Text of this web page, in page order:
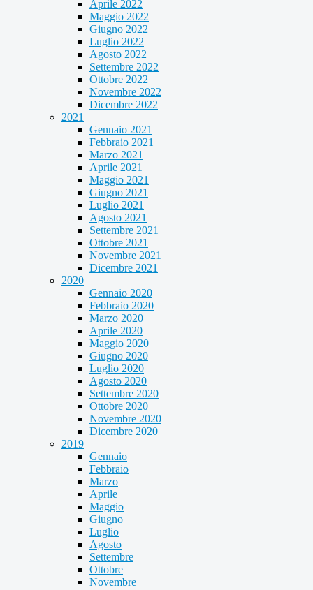
Aprile 2022
Maggio 2022
Giugno 2022
Luglio 2022
Agosto 2022
Settembre 2022
Ottobre 2022
Novembre 2022
Dicembre 2022
2021
Gennaio 2021
Febbraio 2021
Marzo 2021
Aprile 2021
Maggio 2021
Giugno 2021
Luglio 2021
Agosto 2021
Settembre 2021
Ottobre 2021
Novembre 2021
Dicembre 2021
2020
Gennaio 2020
Febbraio 2020
Marzo 2020
Aprile 2020
Maggio 2020
Giugno 2020
Luglio 2020
Agosto 2020
Settembre 2020
Ottobre 2020
Novembre 2020
Dicembre 2020
2019
Gennaio
Febbraio
Marzo
Aprile
Maggio
Giugno
Luglio
Agosto
Settembre
Ottobre
Novembre